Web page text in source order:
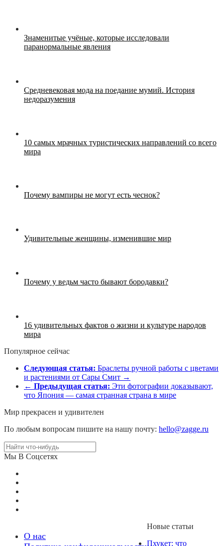
Знаменитые учёные, которые исследовали
паранормальные явления
Средневековая мода на поедание мумий. История
недоразумения
10 самых мрачных туристических направлений со всего
мира
Почему вампиры не могут есть чеснок?
Удивительные женщины, изменившие мир
Почему у ведьм часто бывают бородавки?
16 удивительных фактов о жизни и культуре народов
мира
Популярное сейчас
Следующая статья: Браслеты ручной работы c цветами
и растениями от Сары Смит →
← Предыдущая статья: Эти фотографии доказывают,
что Япония — самая странная страна в мире
Мир прекрасен и удивителен
По любым вопросам пишите на нашу почту: hello@zagge.ru
Мы В Соцсетях
О нас
Новые статьи
Пхукет: что